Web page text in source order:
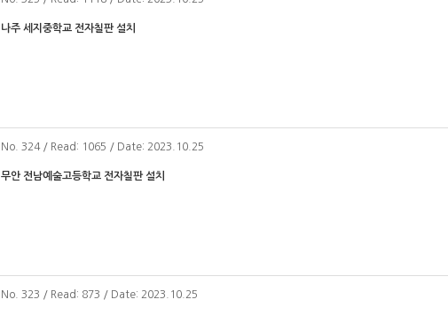
나주 세지중학교 전자칠판 설치
No . 324 / Read: 1065 / Date: 2023.10.25
무안 전남예술고등학교 전자칠판 설치
No . 323 / Read: 873 / Date: 2023.10.25